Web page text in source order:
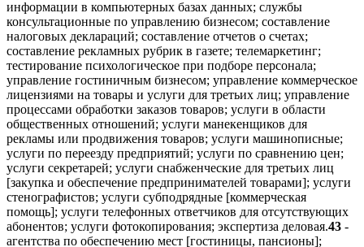
информации в компьютерных базах данных; службы
консультационные по управлению бизнесом; составление
налоговых деклараций; составление отчетов о счетах;
составление рекламных рубрик в газете; телемаркетинг;
тестирование психологическое при подборе персонала;
управление гостиничным бизнесом; управление коммерческое
лицензиями на товары и услуги для третьих лиц; управление
процессами обработки заказов товаров; услуги в области
общественных отношений; услуги манекенщиков для
рекламы или продвижения товаров; услуги машинописные;
услуги по переезду предприятий; услуги по сравнению цен;
услуги секретарей; услуги снабженческие для третьих лиц
[закупка и обеспечение предпринимателей товарами]; услуги
стенографистов; услуги субподрядные [коммерческая
помощь]; услуги телефонных ответчиков для отсутствующих
абонентов; услуги фотокопирования; экспертиза деловая.43 -
агентства по обеспечению мест [гостиницы, пансионы];